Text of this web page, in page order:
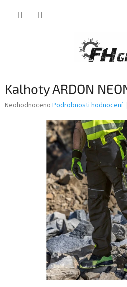
Kalhoty ARDON
Průměrné
Neohodnoceno Podrobnosti hodnocení